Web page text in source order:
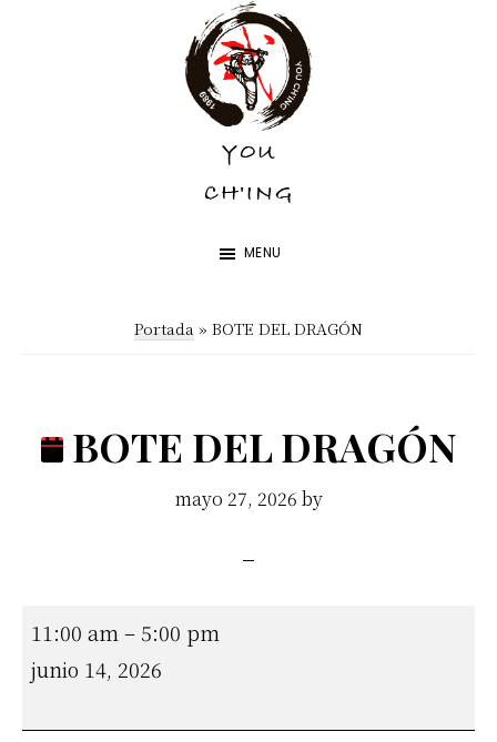
YOU
CH'ING
YOU
CH'ING
MENU
Portada » BOTE DEL DRAGÓN
BOTE DEL DRAGÓN
mayo 27, 2026 by
BOTE
DEL
11:00 am– 5:00 pm
junio 14, 2026